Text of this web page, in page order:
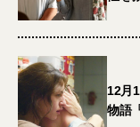
12月
物語